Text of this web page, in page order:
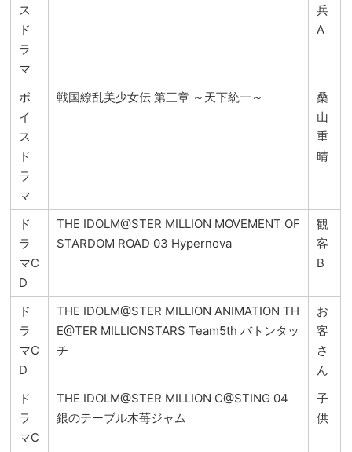
ス
ド
ラ
マ
兵
A
ボ
イ
ス
ド
ラ
マ
戦国繚乱美少女伝 第三章 ～天下統一～
桑
山
重
晴
ド
ラ
マC
D
THE IDOLM@STER MILLION MOVEMENT OF
STARDOM ROAD 03 Hypernova
観
客
B
ド
ラ
マC
D
THE IDOLM@STER MILLION ANIMATION TH
E@TER MILLIONSTARS Team5th バトンタッ
チ
お
客
さ
ん
ド
ラ
マC
THE IDOLM@STER MILLION C@STING 04
銀のテーブル木苺ジャム
子
供